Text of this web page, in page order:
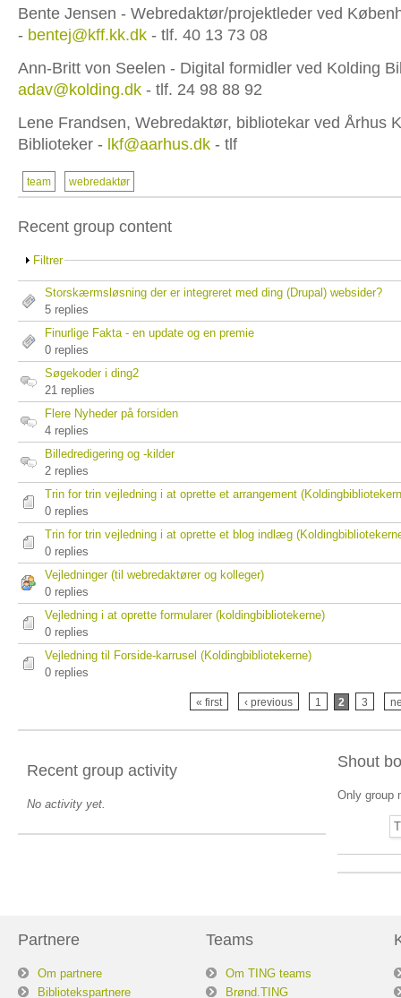
Bente Jensen - Webredaktør/projektleder ved
- bentej@kff.kk.dk - tlf. 40 13 73 08
Ann-Britt von Seelen - Digital formidler ved Kolding
adav@kolding.dk - tlf. 24 98 88 92
Lene Frandsen, Webredaktør, bibliotekar ved Århus
Biblioteker - lkf@aarhus.dk - tlf
team webredaktør
Recent group content
Filtrer
Storskærmsløsning der er integreret med ding (Drupal) websider?
5 replies
Finurlige Fakta - en update og en premie
0 replies
Søgekoder i ding2
21 replies
Flere Nyheder på forsiden
4 replies
Billedredigering og -kilder
2 replies
Trin for trin vejledning i at oprette et arrangement
0 replies
Trin for trin vejledning i at oprette et blog indlæg
0 replies
Vejledninger (til webredaktører og kolleger)
0 replies
Vejledning i at oprette formularer (koldingbibliotekerne)
0 replies
Vejledning til Forside-karrusel (Koldingbibliotekerne)
0 replies
« first ‹ previous 1 2 3
Recent group activity
No activity yet.
Shout
Only group
Partnere
Om partnere
Bibliotekspartnere
Teams
Om TING teams
Brønd.TING